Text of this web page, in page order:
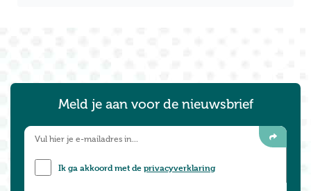
Meld je aan voor de nieuwsbrief
Ik ga akkoord met deprivacyverklaring